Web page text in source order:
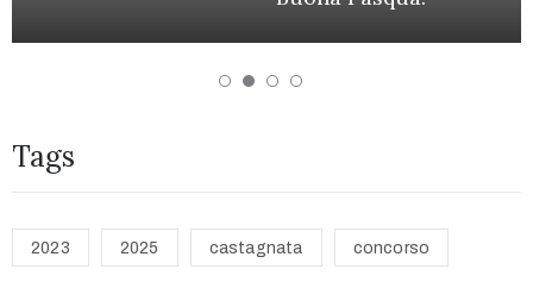
Tags
2023 2025 castagnata concorso